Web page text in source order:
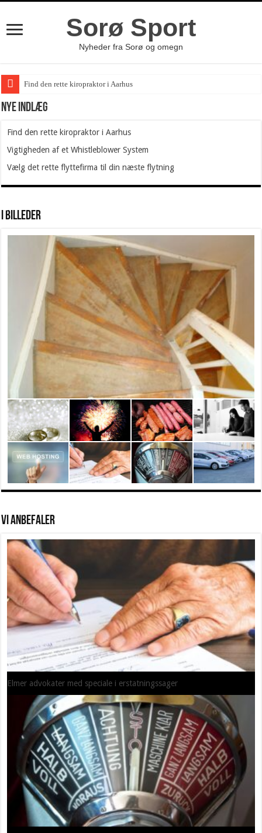
Sorø Sport
Nyheder fra Sorø og omegn
Find den rette kiropraktor i Aarhus
Nye indlæg
Find den rette kiropraktor i Aarhus
Vigtigheden af et Whistleblower System
Vælg det rette flyttefirma til din næste flytning
I billeder
Vi anbefaler
Elmer advokater med speciale i erstatningssager